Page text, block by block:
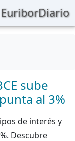
EuriborDiario
sube
al 3%
de interés y
Descubre